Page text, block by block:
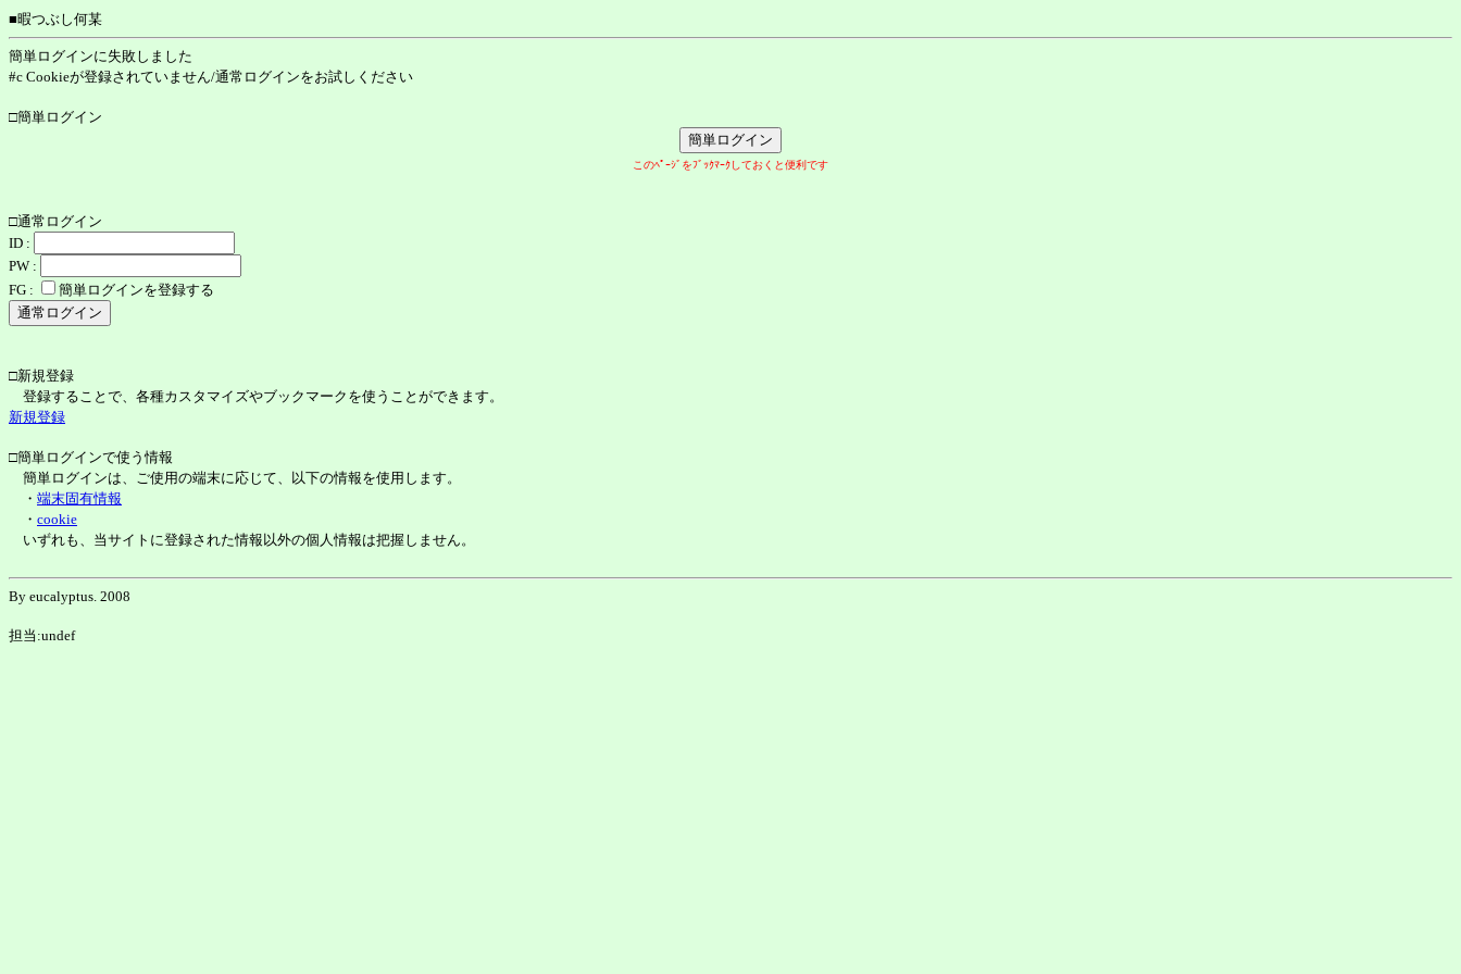
■暇つぶし何某
簡単ログインに失敗しました
#c Cookieが登録されていません/通常ログインをお試しください
□簡単ログイン
このﾍﾟｰｼﾞをﾌﾞｯｸﾏｰｸしておくと便利です
□通常ログイン
ID :
PW :
FG :
簡単ログインを登録する
□新規登録
登録することで、各種カスタマイズやブックマークを使うことができます。
新規登録
□簡単ログインで使う情報
簡単ログインは、ご使用の端末に応じて、以下の情報を使用します。
・ 端末固有情報
・ cookie
いずれも、当サイトに登録された情報以外の個人情報は把握しません。
By eucalyptus. 2008
担当:undef